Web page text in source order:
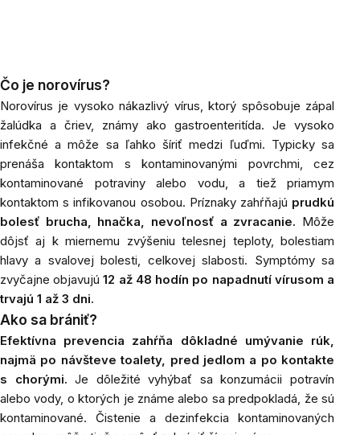
Čo je norovírus?
Norovírus je vysoko nákazlivý vírus, ktorý spôsobuje zápal
žalúdka a čriev, známy ako gastroenteritída. Je vysoko
infekčné a môže sa ľahko šíriť medzi ľuďmi. Typicky sa
prenáša kontaktom s kontaminovanými povrchmi, cez
kontaminované potraviny alebo vodu, a tiež priamym
kontaktom s infikovanou osobou. Príznaky zahŕňajú prudkú
bolesť brucha, hnačka, nevoľnosť a zvracanie. Môže
dôjsť aj k miernemu zvýšeniu telesnej teploty, bolestiam
hlavy a svalovej bolesti, celkovej slabosti. Symptómy sa
zvyčajne objavujú 12 až 48 hodín po napadnutí vírusom a
trvajú 1 až 3 dni.
Ako sa brániť?
Efektívna prevencia zahŕňa dôkladné umývanie rúk,
najmä po návšteve toalety, pred jedlom a po kontakte
s chorými. Je dôležité vyhýbať sa konzumácii potravín
alebo vody, o ktorých je známe alebo sa predpokladá, že sú
kontaminované. Čistenie a dezinfekcia kontaminovaných